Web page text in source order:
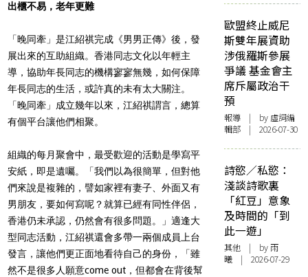
出櫃不易，老年更難
「晚同牽」是江紹祺完成《男男正傳》後，發
展出來的互助組織。香港同志文化以年輕主
導，協助年長同志的機構寥寥無幾，如何保障
年長同志的生活，或許真的未有太大關注。
「晚同牽」成立幾年以來，江紹祺謂言，總算
有個平台讓他們相聚。
組織的每月聚會中，最受歡迎的活動是學寫平
安紙，即是遺囑。「我們以為很簡單，但對他
們來說是複雜的，譬如家裡有妻子、外面又有
男朋友，要如何寫呢？就算已經有同性伴侶，
香港仍未承認，仍然會有很多問題。」適逢大
型同志活動，江紹祺還會多帶一兩個成員上台
發言，讓他們更正面地看待自己的身份，「雖
然不是很多人願意come out，但都會在背後幫
歐盟終止威尼
斯雙年展資助
涉俄羅斯參展
爭議 基金會主
席斥屬政治干
預
報導 | by 虛詞編
輯部 | 2026-07-30
詩慾／私慾：
淺談詩歌裏
「紅豆」意象
及時間的「到
此一遊」
其他 | by 雨
曦 | 2026-07-29